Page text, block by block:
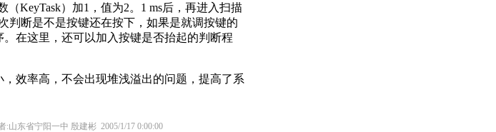
KeyTask）加1，值为2。1 ms后，再进入扫描
判断是不是按键还在按下，如果是就调按键的
在这里，还可以加入按键是否抬起的判断程
效率高，不会出现堆浅溢出的问题，提高了系
东省宁阳一中 殷建彬 2005/1/17 0:00:00